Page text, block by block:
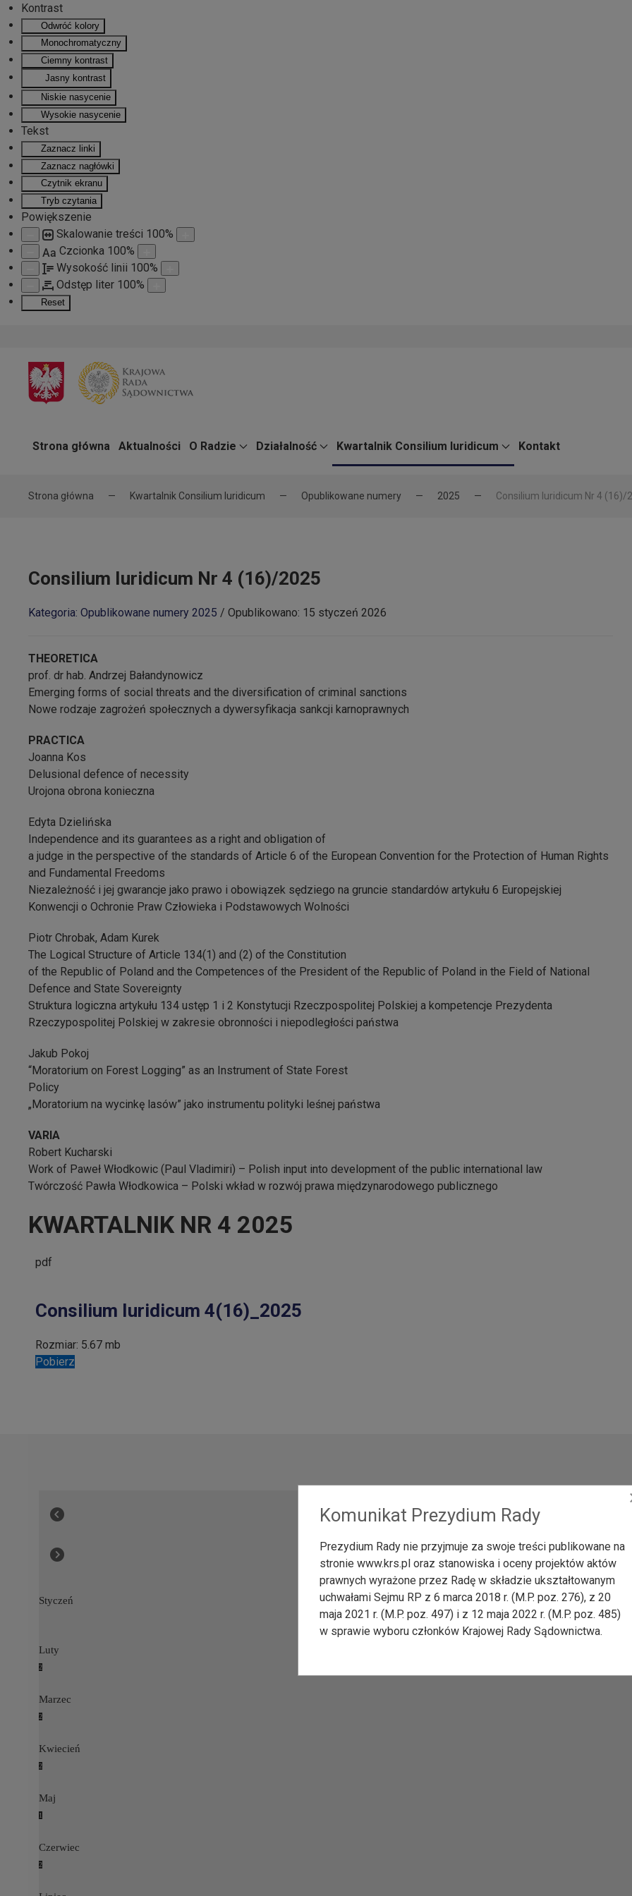
Kontrast
Odwróć kolory
Monochromatyczny
Ciemny kontrast
Jasny kontrast
Niskie nasycenie
Wysokie nasycenie
Tekst
Zaznacz linki
Zaznacz nagłówki
Czytnik ekranu
Tryb czytania
Powiększenie
Skalowanie treści 100%
Aa Czcionka 100%
Wysokość linii 100%
Odstęp liter 100%
Reset
Przejdź do głównej treści
Strona główna Aktualności O Radzie Działalność Kwartalnik Consilium Iuridicum Kontakt
Strona główna Kwartalnik Consilium Iuridicum Opublikowane numery 2025 Consilium Iuridicum Nr 4 (16)/
Consilium Iuridicum Nr 4 (16)/2025
Kategoria: Opublikowane numery 2025 / Opublikowano: 15 styczeń 2026
THEORETICA
prof. dr hab. Andrzej Bałandynowicz
Emerging forms of social threats and the diversification of criminal sanctions
Nowe rodzaje zagrożeń społecznych a dywersyfikacja sankcji karnoprawnych
PRACTICA
Joanna Kos
Delusional defence of necessity
Urojona obrona konieczna
Edyta Dzielińska
Independence and its guarantees as a right and obligation of
a judge in the perspective of the standards of Article 6 of the European Convention for the Protection of Human Rights
and Fundamental Freedoms
Niezależność i jej gwarancje jako prawo i obowiązek sędziego na gruncie standardów artykułu 6 Europejskiej
Konwencji o Ochronie Praw Człowieka i Podstawowych Wolności
Piotr Chrobak, Adam Kurek
The Logical Structure of Article 134(1) and (2) of the Constitution
of the Republic of Poland and the Competences of the President of the Republic of Poland in the Field of National
Defence and State Sovereignty
Struktura logiczna artykułu 134 ustęp 1 i 2 Konstytucji Rzeczpospolitej Polskiej a kompetencje Prezydenta
Rzeczypospolitej Polskiej w zakresie obronności i niepodległości państwa
Jakub Pokoj
“Moratorium on Forest Logging” as an Instrument of State Forest
Policy
„Moratorium na wycinkę lasów” jako instrumentu polityki leśnej państwa
VARIA
Robert Kucharski
Work of Paweł Włodkowic (Paul Vladimiri) – Polish input into development of the public international law
Twórczość Pawła Włodkowica – Polski wkład w rozwój prawa międzynarodowego publicznego
KWARTALNIK NR 4 2025
pdf
Consilium Iuridicum 4(16)_2025
Rozmiar: 5.67 mb
Pobierz
Styczeń
Luty
2
Marzec
2
Kwiecień
2
Maj
1
Czerwiec
2
Komunikat Prezydium Rady
Prezydium Rady nie przyjmuje za swoje treści publikowane na
stronie www.krs.pl oraz stanowiska i oceny projektów aktów
prawnych wyrażone przez Radę w składzie ukształtowanym
uchwałami Sejmu RP z 6 marca 2018 r. (M.P. poz. 276), z 20
maja 2021 r. (M.P. poz. 497) i z 12 maja 2022 r. (M.P. poz. 485)
w sprawie wyboru członków Krajowej Rady Sądownictwa.